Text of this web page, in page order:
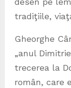
tradiţiile,
Gheorghe
„anul
trecerea la
român, care